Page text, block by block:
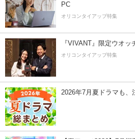
PC
オリコンタイアップ特集
『VIVANT』限定ウオ
オリコンタイアップ特集
2026年7月夏ドラマも、